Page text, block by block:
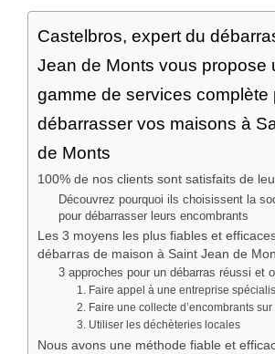
Castelbros, expert du
Jean de Monts vous propose
gamme de services complète
débarrasser vos maisons à
de Monts
100% de nos clients sont satisfaits de
Découvrez pourquoi ils choisissent la
pour débarrasser leurs encombrants
Les 3 moyens les plus fiables et
débarras de maison à Saint Jean de
3 approches pour un débarras réussi et
1. Faire appel à une entreprise
2. Faire une collecte d’encombrants
3. Utiliser les déchèteries locales
Nous avons une méthode fiable et